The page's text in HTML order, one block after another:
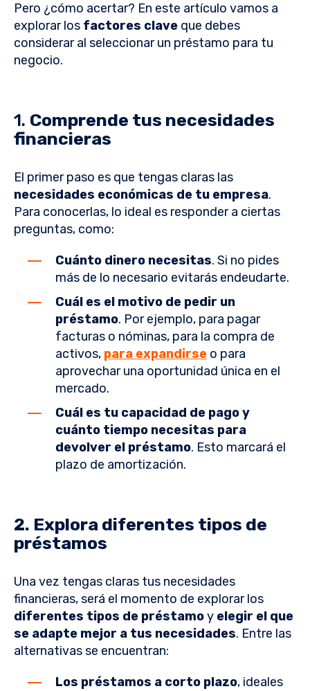
Pero ¿cómo acertar? En este artículo vamos a
explorar los factores clave que debes
considerar al seleccionar un préstamo para tu
negocio.
1. Comprende tus necesidades
financieras
El primer paso es que tengas claras las
necesidades económicas de tu empresa.
Para conocerlas, lo ideal es responder a ciertas
preguntas, como:
Cuánto dinero necesitas. Si no pides
más de lo necesario evitarás endeudarte.
Cuál es el motivo de pedir un
préstamo. Por ejemplo, para pagar
facturas o nóminas, para la compra de
activos, para expandirse o para
aprovechar una oportunidad única en el
mercado.
Cuál es tu capacidad de pago y
cuánto tiempo necesitas para
devolver el préstamo. Esto marcará el
plazo de amortización.
2. Explora diferentes tipos de
préstamos
Una vez tengas claras tus necesidades
financieras, será el momento de explorar los
diferentes tipos de préstamoy elegir el que
se adapte mejor a tus necesidades. Entre las
alternativas se encuentran:
Los préstamos a corto plazo, ideales